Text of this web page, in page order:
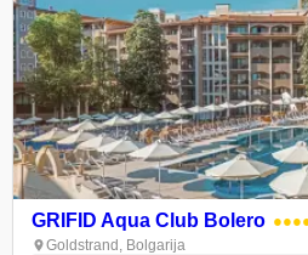
GRIFID Aqua Club Bolero
Goldstrand, Bolgarija